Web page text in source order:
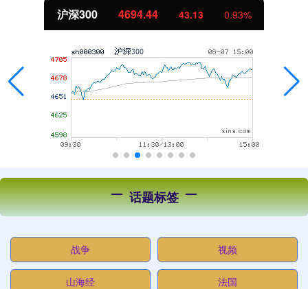
北证50 1134.24 11.37
话题标签
战争 视频
山海经 法国